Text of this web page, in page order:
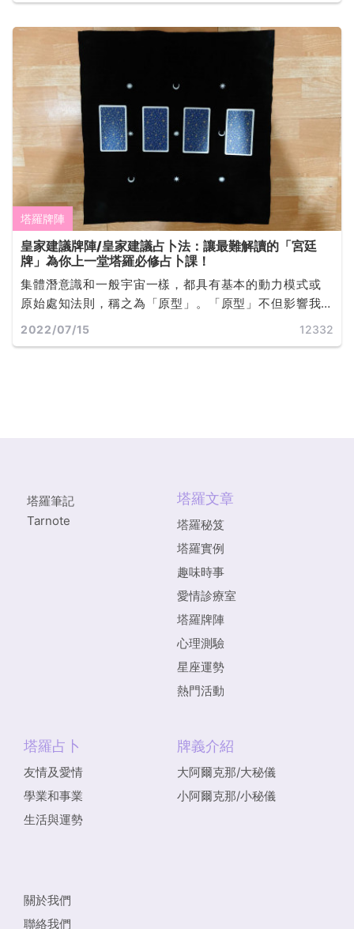
的結果... ...
塔羅牌陣
皇家建議牌陣/皇家建議占卜法：讓最難解讀的「宮廷
牌」為你上一堂塔羅必修占卜課！
集體潛意識和一般宇宙一樣，都具有基本的動力模式或
原始處知法則，稱之為「原型」。「原型」不但影響我
們個人的命過程和行為，甚至也影響文化和歷史事件。
2022/07/15 12332
塔羅筆記
Tarnote
塔羅文章
塔羅秘笈
塔羅實例
趣味時事
愛情診療室
塔羅牌陣
心理測驗
星座運勢
熱門活動
塔羅占卜
友情及愛情
學業和事業
生活與運勢
牌義介紹
大阿爾克那/大秘儀
小阿爾克那/小秘儀
關於我們
聯絡我們